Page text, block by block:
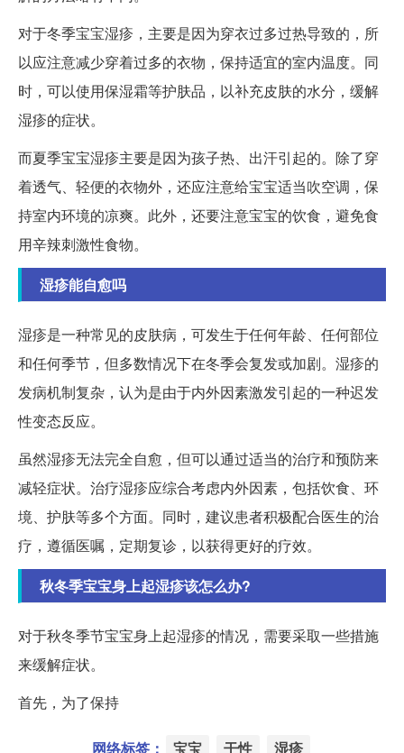
对于冬季宝宝湿疹，主要是因为穿衣过多过热导致的，所
以应注意减少穿着过多的衣物，保持适宜的室内温度。同
时，可以使用保湿霜等护肤品，以补充皮肤的水分，缓解
湿疹的症状。
而夏季宝宝湿疹主要是因为孩子热、出汗引起的。除了穿
着透气、轻便的衣物外，还应注意给宝宝适当吹空调，保
持室内环境的凉爽。此外，还要注意宝宝的饮食，避免食
用辛辣刺激性食物。
湿疹能自愈吗
湿疹是一种常见的皮肤病，可发生于任何年龄、任何部位
和任何季节，但多数情况下在冬季会复发或加剧。湿疹的
发病机制复杂，认为是由于内外因素激发引起的一种迟发
性变态反应。
虽然湿疹无法完全自愈，但可以通过适当的治疗和预防来
减轻症状。治疗湿疹应综合考虑内外因素，包括饮食、环
境、护肤等多个方面。同时，建议患者积极配合医生的治
疗，遵循医嘱，定期复诊，以获得更好的疗效。
秋冬季宝宝身上起湿疹该怎么办?
对于秋冬季节宝宝身上起湿疹的情况，需要采取一些措施
来缓解症状。
首先，为了保持
网络标签： 宝宝 干性 湿疹